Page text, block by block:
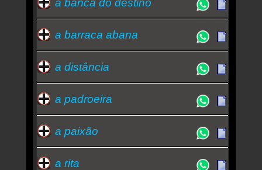
a banca do destino
a barraca abana
a distância
a padroeira
a paixão
a rita